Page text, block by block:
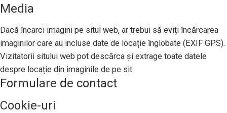
Media
Dacă încarci imagini pe situl web, ar trebui să eviți încărcarea
imaginilor care au incluse date de locație înglobate (EXIF GPS).
Vizitatorii sitului web pot descărca și extrage toate datele
despre locație din imaginile de pe sit.
Formulare de contact
Cookie-uri